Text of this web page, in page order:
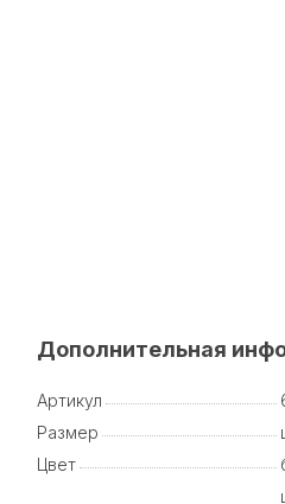
Дополнительная
Артикул
Размер
Цвет